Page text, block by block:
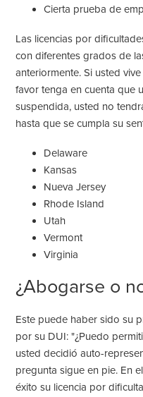
Cierta prueba de
Las licencias por
con diferentes grados de
anteriormente. Si usted
favor tenga en cuenta que
suspendida, usted no
hasta que se cumpla su
Delaware
Kansas
Nueva Jersey
Rhode Island
Utah
Vermont
Virginia
¿Abogarse o
Este puede haber sido su
por su DUI: "¿Puedo
usted decidió auto-
pregunta sigue en pie. En
éxito su licencia por